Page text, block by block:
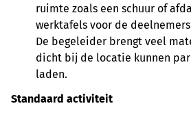
ruimte zoals een schuur of
werktafels voor de
De begeleider brengt veel
dicht bij de locatie kunnen
laden.
Standaard activiteit